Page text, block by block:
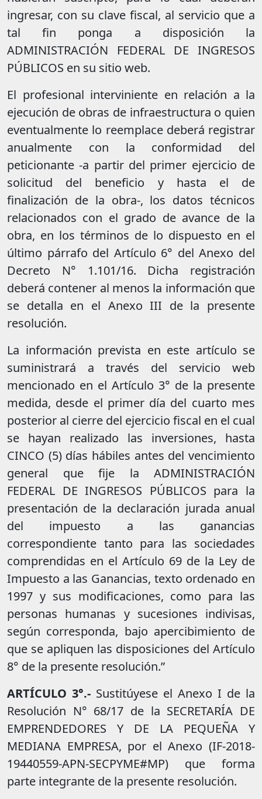
ingresar, con su clave fiscal, al servicio que a
tal fin ponga a disposición la
ADMINISTRACIÓN FEDERAL DE INGRESOS
PÚBLICOS en su sitio web.
El profesional interviniente en relación a la
ejecución de obras de infraestructura o quien
eventualmente lo reemplace deberá registrar
anualmente con la conformidad del
peticionante -a partir del primer ejercicio de
solicitud del beneficio y hasta el de
finalización de la obra-, los datos técnicos
relacionados con el grado de avance de la
obra, en los términos de lo dispuesto en el
último párrafo del Artículo 6° del Anexo del
Decreto N° 1.101/16. Dicha registración
deberá contener al menos la información que
se detalla en el Anexo III de la presente
resolución.
La información prevista en este artículo se
suministrará a través del servicio web
mencionado en el Artículo 3° de la presente
medida, desde el primer día del cuarto mes
posterior al cierre del ejercicio fiscal en el cual
se hayan realizado las inversiones, hasta
CINCO (5) días hábiles antes del vencimiento
general que fije la ADMINISTRACIÓN
FEDERAL DE INGRESOS PÚBLICOS para la
presentación de la declaración jurada anual
del impuesto a las ganancias
correspondiente tanto para las sociedades
comprendidas en el Artículo 69 de la Ley de
Impuesto a las Ganancias, texto ordenado en
1997 y sus modificaciones, como para las
personas humanas y sucesiones indivisas,
según corresponda, bajo apercibimiento de
que se apliquen las disposiciones del Artículo
8° de la presente resolución.”
ARTÍCULO 3°.- Sustitúyese el Anexo I de la
Resolución N° 68/17 de la SECRETARÍA DE
EMPRENDEDORES Y DE LA PEQUEÑA Y
MEDIANA EMPRESA, por el Anexo (IF-2018-
19440559-APN-SECPYME#MP) que forma
parte integrante de la presente resolución.